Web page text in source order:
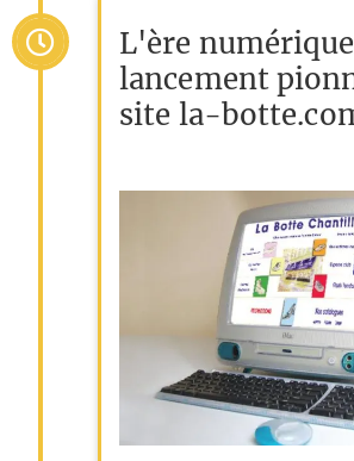
L'ère
lancement
site la-